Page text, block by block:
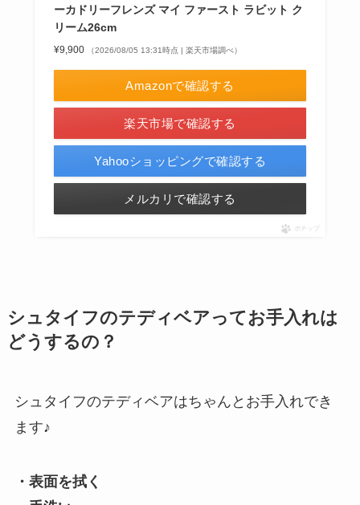
ーカドリーフレンズ マイ ファースト ラビット ク
リーム26cm
¥9,900 （2026/08/05 13:31時点 | 楽天市場調べ）
Amazonで確認する
楽天市場で確認する
Yahooショッピングで確認する
メルカリで確認する
ポチップ
シュタイフのテディベアってお手入れは
どうするの？
シュタイフのテディベアはちゃんとお手入れでき
ます♪
・表面を拭く